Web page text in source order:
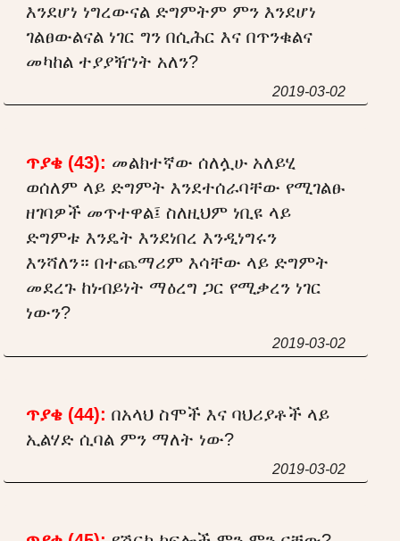
እንደሆነ ነግረውናል ድግምትም ምን እንደሆነ
ገልፀውልናል ነገር ግን በሲሕር እና በጥንቁልና
መካከል ተያያዥነት አለን?
2019-03-02
ጥያቄ (43): መልክተኛው ሰለሏሁ አለይሂ
ወሰለም ላይ ድግምት እንደተሰራባቸው የሚገልፁ
ዘገባዎች መጥተዋል፤ ስለዚህም ነቢዩ ላይ
ድግምቱ እንዴት እንደነበረ እንዲነግሩን
እንሻለን። በተጨማሪም እሳቸው ላይ ድግምት
መደረጉ ከነብይነት ማዕረግ ጋር የሚቃረን ነገር
ነውን?
2019-03-02
ጥያቄ (44): በአላህ ስሞች እና ባህሪያቶች ላይ
ኢልሃድ ሲባል ምን ማለት ነው?
2019-03-02